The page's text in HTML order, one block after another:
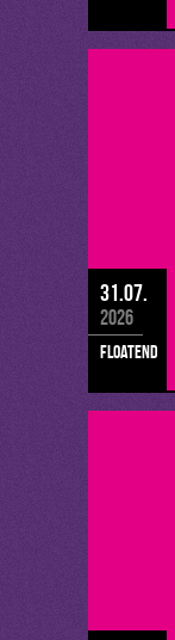
31.07.
2026
floatend